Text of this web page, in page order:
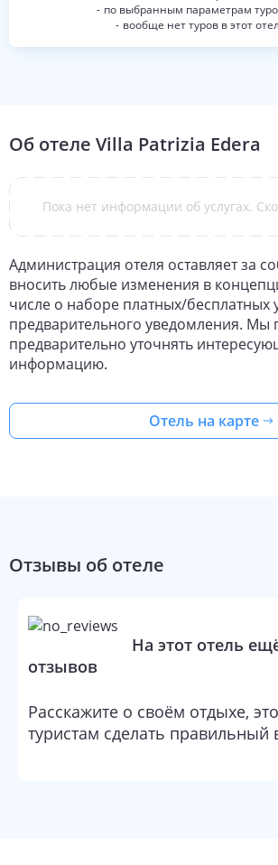
по выбранным параметрам
вообще нет туров в этот
Об отеле Villa Patrizia Edera
Пока нет информации об услугах.
Администрация отеля оставляет за
вносить любые изменения в
числе о наборе платных/бесплатных
предварительного уведомления. Мы
предварительно уточнять
информацию.
Отель на карте
Отзывы об отеле
На этот отель
отзывов
Расскажите о своём отдыхе,
туристам сделать правильный